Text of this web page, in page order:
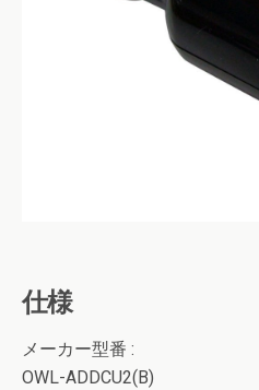
仕様
メーカー型番 :
OWL-ADDCU2(B)